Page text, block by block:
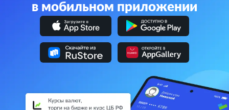
в мобильном приложении